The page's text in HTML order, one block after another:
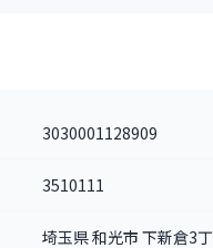
3030001128909
3510111
埼玉県 和光市 下新倉3